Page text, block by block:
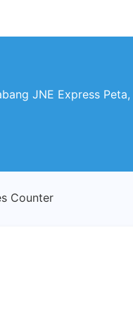
JNE Express
Counter